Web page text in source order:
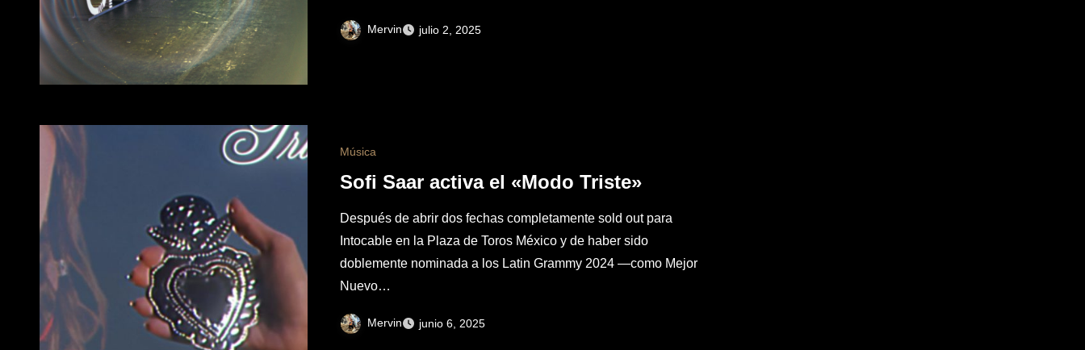
Mervin julio 2, 2025
Música
Sofi Saar activa el «Modo Triste»
Después de abrir dos fechas completamente sold out para
Intocable en la Plaza de Toros México y de haber sido
doblemente nominada a los Latin Grammy 2024 —como Mejor
Nuevo…
Mervin junio 6, 2025